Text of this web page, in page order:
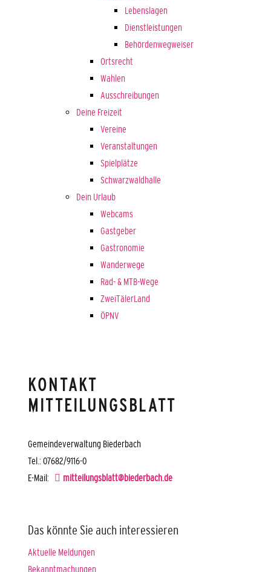
Lebenslagen
Dienstleistungen
Behördenwegweiser
Ortsrecht
Wahlen
Ausschreibungen
Deine Freizeit
Vereine
Veranstaltungen
Spielplätze
Schwarzwaldhalle
Dein Urlaub
Webcams
Gastgeber
Gastronomie
Wanderwege
Rad- & MTB-Wege
ZweiTälerLand
ÖPNV
KONTAKT
MITTEILUNGSBLATT
Gemeindeverwaltung Biederbach
Tel.: 07682/9116-0
E-Mail:
mitteilungsblatt@biederbach.de
Das könnte Sie auch interessieren
Aktuelle Meldungen
Bekanntmachungen